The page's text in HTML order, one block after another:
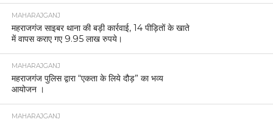
MAHARAJGANJ
महराजगंज साइबर थाना की बड़ी कार्रवाई, 14 पीड़ितों के खाते
में वापस कराए गए 9.95 लाख रुपये।
MAHARAJGANJ
महराजगंज पुलिस द्वारा “एकता के लिये दौड़” का भव्य
आयोजन ।
MAHARAJGANJ